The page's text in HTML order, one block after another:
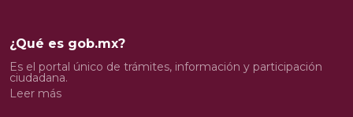
¿Qué es gob.mx?
Es el portal único de trámites, información y participación
ciudadana.
Leer más